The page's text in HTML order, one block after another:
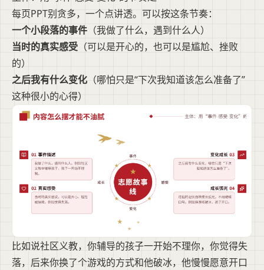
每页PPT别贪多，一个点讲透。可以按这条节奏：
一个小段落的事件 （我做了什么，遇到什么人）
当时的真实感受 （可以是开心的，也可以是尴尬、挫败
的）
之后我有什么变化 （哪怕只是“下次我知道该怎么准备了”
这种很小的心得）
比如说社区义教，你辅导的孩子一开始不理你，你觉得失
落，后来你换了个游戏的方式和他破冰，他慢慢愿意开口